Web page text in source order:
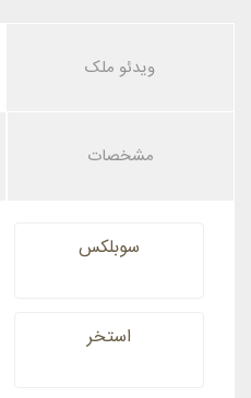
ویدئو ملک
مشخصات
سوبلکس
استخر